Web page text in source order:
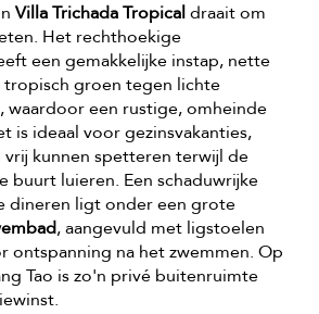
Villa Trichada Tropicaldraait om
Het rechthoekige
een gemakkelijke instap, nette
groen tegen lichte
waardoor een rustige, omheinde
is ideaal voor gezinsvakanties,
vrij kunnen spetteren terwijl de
buurt luieren. Een schaduwrijke
dineren ligt onder een grote
, aangevuld met ligstoelen
ontspanning na het zwemmen. Op
Tao is zo'n privé buitenruimte